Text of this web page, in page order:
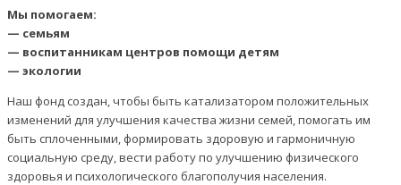
Мы помогаем:
— семьям
— воспитанникам центров помощи детям
— экологии
Наш фонд создан, чтобы быть катализатором положительных
изменений для улучшения качества жизни семей, помогать им
быть сплоченными, формировать здоровую и гармоничную
социальную среду, вести работу по улучшению физического
здоровья и психологического благополучия населения.